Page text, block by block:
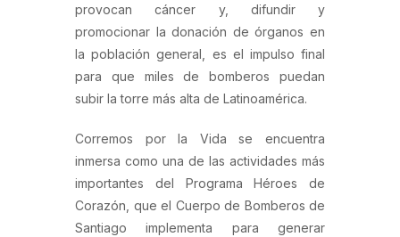
provocan cáncer y, difundir y
promocionar la donación de órganos en
la población general, es el impulso final
para que miles de bomberos puedan
subir la torre más alta de Latinoamérica.
Corremos por la Vida se encuentra
inmersa como una de las actividades más
importantes del Programa Héroes de
Corazón, que el Cuerpo de Bomberos de
Santiago implementa para generar